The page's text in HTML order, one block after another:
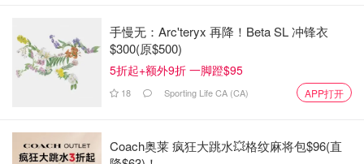
手慢无：Arc'teryx 再降！Beta SL 冲锋衣
$300(原$500)
5折起+额外9折 一脚蹬$95
18 Sporting Life CA (CA) APP打开
Coach奥莱 疯狂大跳水💥格纹麻将包$96(直